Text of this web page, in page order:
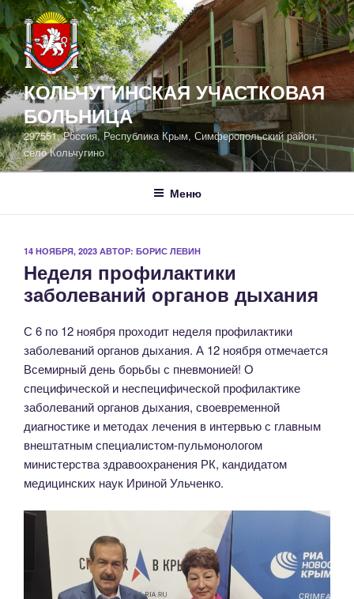
Перейти
к
содержимому
КОЛЬЧУГИНСКАЯ УЧАСТКОВАЯ
БОЛЬНИЦА
297551, Россия, Республика Крым, Симферопольский район,
село Кольчугино
Меню
ОПУБЛИКОВАНО
14 НОЯБРЯ, 2023 АВТОР: БОРИС ЛЕВИН
Неделя профилактики
заболеваний органов дыхания
С 6 по 12 ноября проходит неделя профилактики
заболеваний органов дыхания. А 12 ноября отмечается
Всемирный день борьбы с пневмонией! О
специфической и неспецифической профилактике
заболеваний органов дыхания, своевременной
диагностике и методах лечения в интервью с главным
внештатным специалистом-пульмонологом
министерства здравоохранения РК, кандидатом
медицинских наук Ириной Ульченко.